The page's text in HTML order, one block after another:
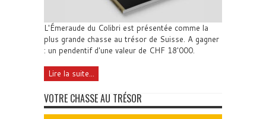
L'Émeraude du Colibri est présentée comme la
plus grande chasse au trésor de Suisse. A gagner
: un pendentif d'une valeur de CHF 18'000.
Lire la suite...
VOTRE CHASSE AU TRÉSOR